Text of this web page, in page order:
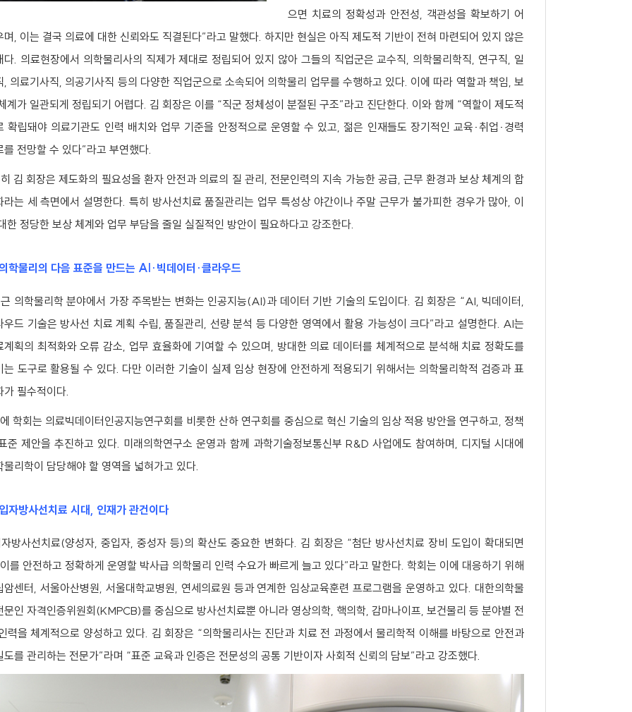
으면 치료의 정확성과 안전성, 객관성을 확보하기 어
며, 이는 결국 의료에 대한 신뢰와도 직결된다”라고 말했다. 하지만 현실은 아직 제도적 기반이 전혀 마련되어 있지 않은
다. 의료현장에서 의학물리사의 직제가 제대로 정립되어 있지 않아 그들의 직업군은 교수직, 의학물리학직, 연구직, 일
, 의료기사직, 의공기사직 등의 다양한 직업군으로 소속되어 의학물리 업무를 수행하고 있다. 이에 따라 역할과 책임, 보
계가 일관되게 정립되기 어렵다. 김 회장은 이를 “직군 정체성이 분절된 구조”라고 진단한다. 이와 함께 “역할이 제도적
확립돼야 의료기관도 인력 배치와 업무 기준을 안정적으로 운영할 수 있고, 젊은 인재들도 장기적인 교육·취업·경력
를 전망할 수 있다”라고 부연했다.
김 회장은 제도화의 필요성을 환자 안전과 의료의 질 관리, 전문인력의 지속 가능한 공급, 근무 환경과 보상 체계의 합
라는 세 측면에서 설명한다. 특히 방사선치료 품질관리는 업무 특성상 야간이나 주말 근무가 불가피한 경우가 많아, 이
한 정당한 보상 체계와 업무 부담을 줄일 실질적인 방안이 필요하다고 강조한다.
학물리의 다음 표준을 만드는 AI·빅데이터·클라우드
의학물리학 분야에서 가장 주목받는 변화는 인공지능(AI)과 데이터 기반 기술의 도입이다. 김 회장은 “AI, 빅데이터,
우드 기술은 방사선 치료 계획 수립, 품질관리, 선량 분석 등 다양한 영역에서 활용 가능성이 크다”라고 설명한다. AI는
계획의 최적화와 오류 감소, 업무 효율화에 기여할 수 있으며, 방대한 의료 데이터를 체계적으로 분석해 치료 정확도를
는 도구로 활용될 수 있다. 다만 이러한 기술이 실제 임상 현장에 안전하게 적용되기 위해서는 의학물리학적 검증과 표
가 필수적이다.
학회는 의료빅데이터인공지능연구회를 비롯한 산하 연구회를 중심으로 혁신 기술의 임상 적용 방안을 연구하고, 정책
준 제안을 추진하고 있다. 미래의학연구소 운영과 함께 과학기술정보통신부 R&D 사업에도 참여하며, 디지털 시대에
물리학이 담당해야 할 영역을 넓혀가고 있다.
자방사선치료 시대, 인재가 관건이다
방사선치료(양성자, 중입자, 중성자 등)의 확산도 중요한 변화다. 김 회장은 “첨단 방사선치료 장비 도입이 확대되면
를 안전하고 정확하게 운영할 박사급 의학물리 인력 수요가 빠르게 늘고 있다”라고 말한다. 학회는 이에 대응하기 위해
암센터, 서울아산병원, 서울대학교병원, 연세의료원 등과 연계한 임상교육훈련 프로그램을 운영하고 있다. 대한의학물
문인 자격인증위원회(KMPCB)를 중심으로 방사선치료뿐 아니라 영상의학, 핵의학, 감마나이프, 보건물리 등 분야별 전
력을 체계적으로 양성하고 있다. 김 회장은 “의학물리사는 진단과 치료 전 과정에서 물리학적 이해를 바탕으로 안전과
도를 관리하는 전문가”라며 “표준 교육과 인증은 전문성의 공통 기반이자 사회적 신뢰의 담보”라고 강조했다.